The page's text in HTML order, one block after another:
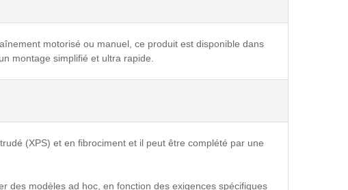
motorisé ou manuel, ce produit est disponible dans
montage simplifié et ultra rapide.
(XPS) et en fibrociment et il peut être complété par une
des modèles ad hoc, en fonction des exigences spécifiques